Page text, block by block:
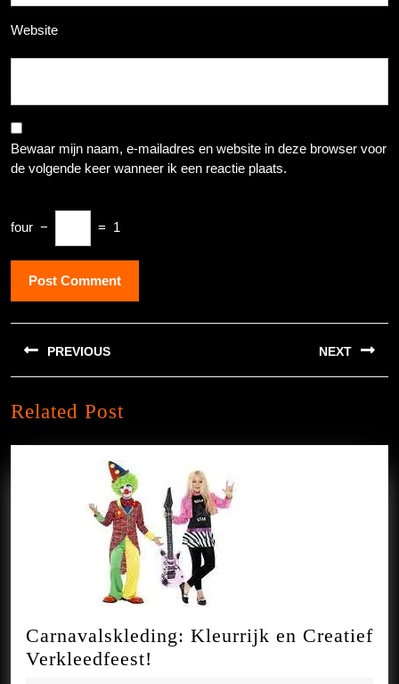
Website
Bewaar mijn naam, e-mailadres en website in deze browser voor
de volgende keer wanneer ik een reactie plaats.
four − = 1
Berichtnavigatie
PREVIOUS
post:
NEXT
Related Post
Carnavalskleding: Kleurrijk en Creatief
Verkleedfeest!